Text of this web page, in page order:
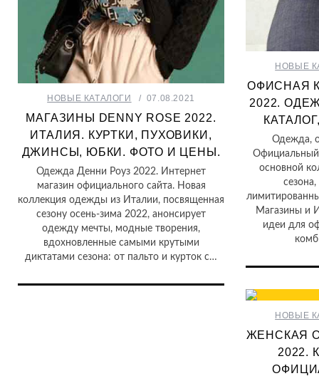
НОВЫЕ
ОФИСНАЯ
2022.
Одежда,
Официальный
основной
Магазины и
идеи для
НОВЫЕ КАТАЛОГИ 07.08.2021
МАГАЗИНЫ DENNY ROSE 2022.
ИТАЛИЯ. КУРТКИ, ПУХОВИКИ,
ДЖИНСЫ, ЮБКИ. ФОТО И ЦЕНЫ.
Одежда Денни Роуз 2022. Интернет
магазин официального сайта. Новая
коллекция одежды из Италии, посвященная
сезону осень-зима 2022, анонсирует
одежду мечты, модные творения,
вдохновленные самыми крутыми
диктатами сезона: от пальто и курток с…
НОВЫЕ
ЖЕНСКАЯ
2022.